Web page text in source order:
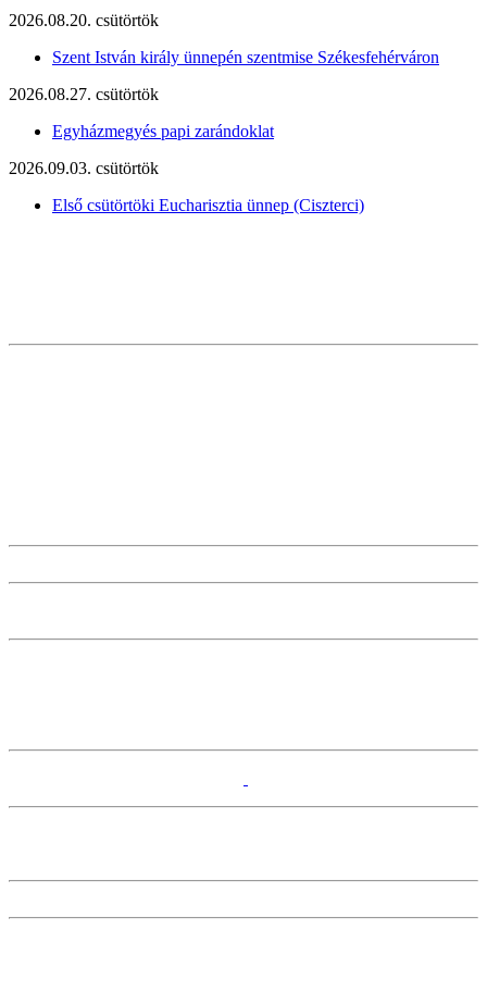
2026.08.20. csütörtök
Szent István király ünnepén szentmise Székesfehérváron
2026.08.27. csütörtök
Egyházmegyés papi zarándoklat
2026.09.03. csütörtök
Első csütörtöki Eucharisztia ünnep (Ciszterci)